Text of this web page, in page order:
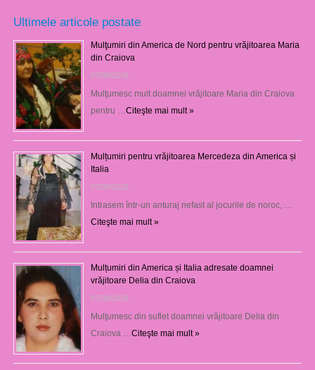
Ultimele articole postate
Mulţumiri din America de Nord pentru vrăjitoarea Maria
din Craiova
07/08/2026
Mulţumesc mult doamnei vrăjitoare Maria din Craiova
pentru … Citeşte mai mult »
Mulțumiri pentru vrăjitoarea Mercedeza din America și
Italia
07/08/2026
Intrasem într-un anturaj nefast al jocurile de noroc, …
Citeşte mai mult »
Mulțumiri din America și Italia adresate doamnei
vrăjitoare Delia din Craiova
07/08/2026
Mulţumesc din suflet doamnei vrăjitoare Delia din
Craiova … Citeşte mai mult »